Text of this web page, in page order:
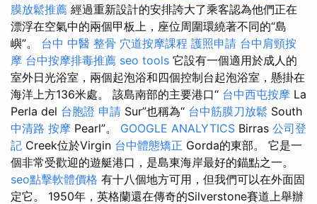
膜放鬆推薦 經過重新設計的安排誇大了乘客認為他們正在
漂浮在空氣中的兩個甲板上，座位周圍環繞著不同的“島
嶼”。 台中 中醫 整骨 穴道按摩課程 護照申請 台中肩頸按
摩 台中按摩排毒推薦 seo tools 它設有一個適用於成人的
室外日光浴室，兩個起泡浴和四個控制台起泡浴室，懸掛在
海洋上方136米處。 該島南部的主要港口“ 台中西屯按摩 La
Perla del 台胞證 申請 Sur”也稱為“ 台中筋膜刀放鬆 South
中清路 按摩 Pearl”。 GOOGLE ANALYTICS Birras 公司登
記 Creek位於Virgin 台中體態矯正 Gorda的東部。 它是一
個非常受歡迎的遊艇港口，是島東海岸最好的錨點之一。
seo點擊軟體價格 有十八個地方可用，但我們可以在外面固
定它。 1950年，英格蘭還在傳奇的Silverstone賽道上舉辦